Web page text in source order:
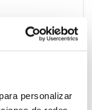
personalizar